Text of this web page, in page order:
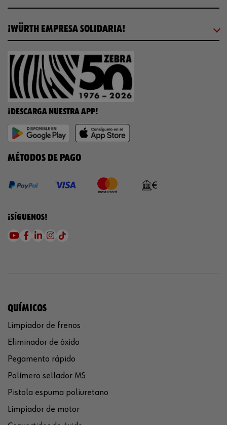
¡WÜRTH EMPRESA SOLIDARIA!
¡DESCARGA NUESTRA APP!
MÉTODOS DE PAGO
¡SÍGUENOS!
QUÍMICOS
Limpiador de frenos
Eliminador de óxido
Pegamento rápido
Polímero sellador MS
Pistola espuma poliuretano
Limpiador de motor